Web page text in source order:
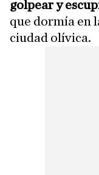
golpear y
que dormía en
ciudad olívica.